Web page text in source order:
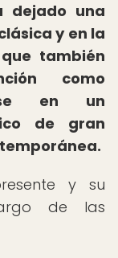
dejado una
y en la
también
como
en un
de gran
y su
de las